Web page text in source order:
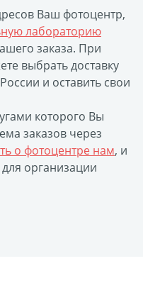
Ваш фотоцентр,
лабораторию
заказа. При
выбрать доставку
и оставить свои
которого Вы
заказов через
о фотоцентре нам, и
организации